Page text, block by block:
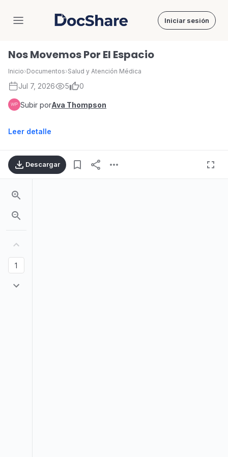
DocShare Iniciar sesión
Nos Movemos Por El Espacio
Inicio›Documentos›Salud y Atención Médica
Jul 7, 2026 5 0
Subir porAva Thompson
Leer detalle
Descargar